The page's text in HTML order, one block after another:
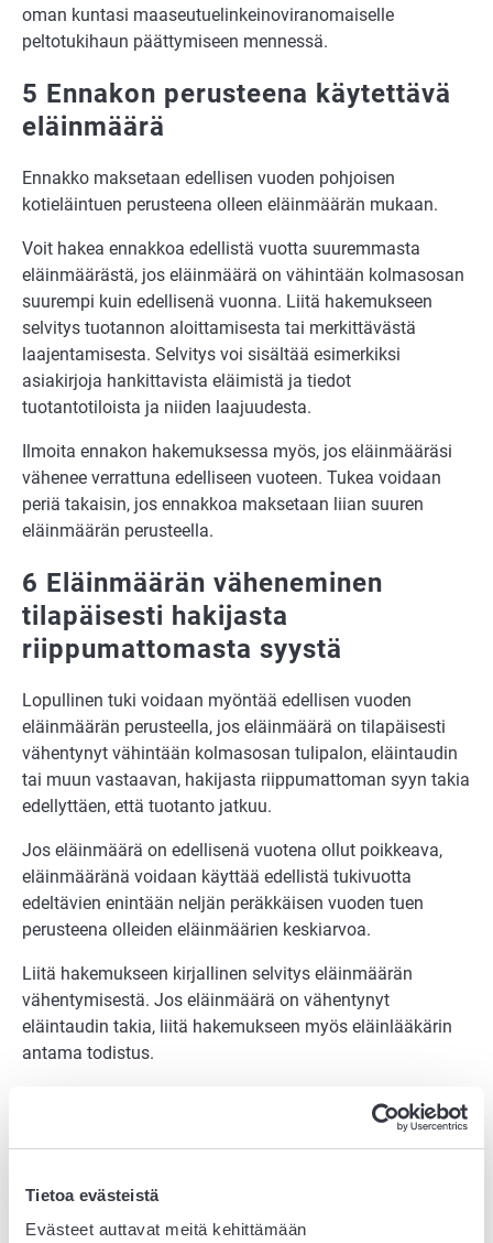
Tietoa evästeistä
Evästeet auttavat meitä kehittämään
oman kuntasi maaseutuelinkeinoviranomaiselle
peltotukihaun päättymiseen mennessä.
5 Ennakon perusteena käytettävä
eläinmäärä
Ennakko maksetaan edellisen vuoden pohjoisen
kotieläintuen perusteena olleen eläinmäärän mukaan.
Voit hakea ennakkoa edellistä vuotta suuremmasta
eläinmäärästä, jos eläinmäärä on vähintään kolmasosan
suurempi kuin edellisenä vuonna. Liitä hakemukseen
selvitys tuotannon aloittamisesta tai merkittävästä
laajentamisesta. Selvitys voi sisältää esimerkiksi
asiakirjoja hankittavista eläimistä ja tiedot
tuotantotiloista ja niiden laajuudesta.
Ilmoita ennakon hakemuksessa myös, jos eläinmääräsi
vähenee verrattuna edelliseen vuoteen. Tukea voidaan
periä takaisin, jos ennakkoa maksetaan liian suuren
eläinmäärän perusteella.
6 Eläinmäärän väheneminen
tilapäisesti hakijasta
riippumattomasta syystä
Lopullinen tuki voidaan myöntää edellisen vuoden
eläinmäärän perusteella, jos eläinmäärä on tilapäisesti
vähentynyt vähintään kolmasosan tulipalon, eläintaudin
tai muun vastaavan, hakijasta riippumattoman syyn takia
edellyttäen, että tuotanto jatkuu.
Jos eläinmäärä on edellisenä vuotena ollut poikkeava,
eläinmääränä voidaan käyttää edellistä tukivuotta
edeltävien enintään neljän peräkkäisen vuoden tuen
perusteena olleiden eläinmäärien keskiarvoa.
Liitä hakemukseen kirjallinen selvitys eläinmäärän
vähentymisestä. Jos eläinmäärä on vähentynyt
eläintaudin takia, liitä hakemukseen myös eläinlääkärin
antama todistus.
Pohjoisen kotieläintuen edellytyksenä on eläinten